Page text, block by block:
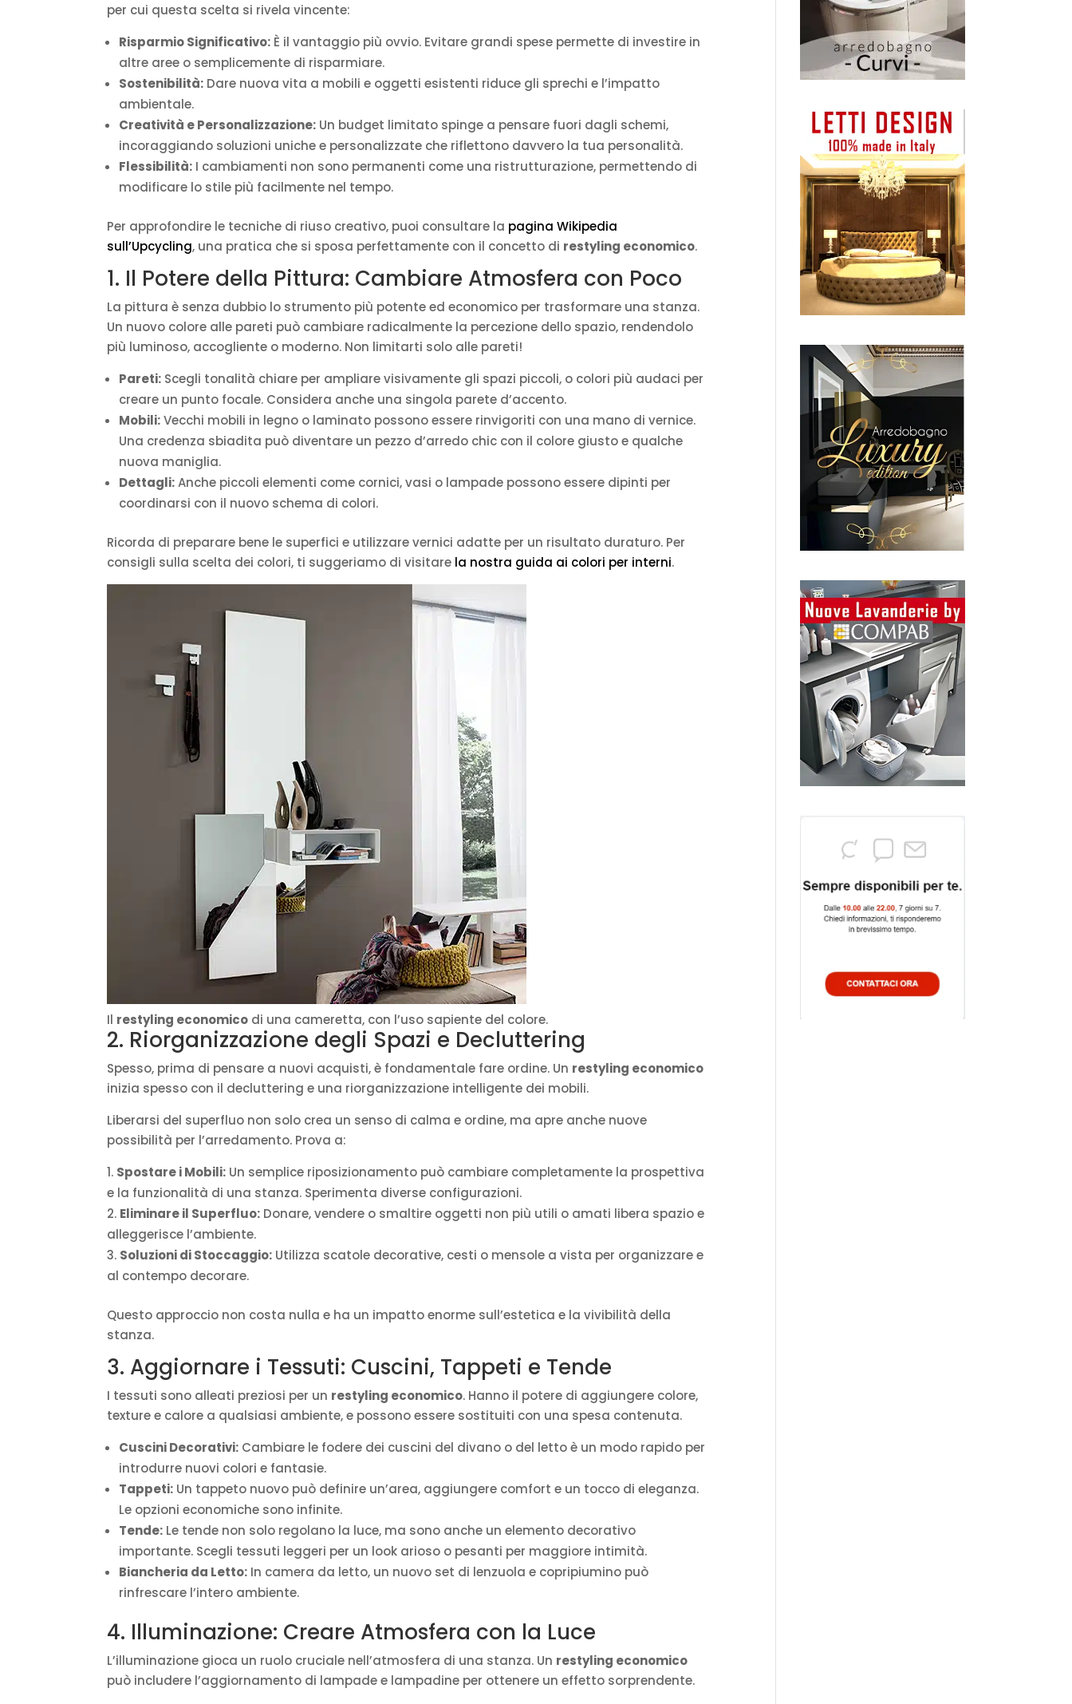
per cui questa scelta si rivela vincente:
Risparmio Significativo: È il vantaggio più ovvio. Evitare grandi spese permette di investire in
altre aree o semplicemente di risparmiare.
Sostenibilità: Dare nuova vita a mobili e oggetti esistenti riduce gli sprechi e l’impatto
ambientale.
Creatività e Personalizzazione: Un budget limitato spinge a pensare fuori dagli schemi,
incoraggiando soluzioni uniche e personalizzate che riflettono davvero la tua personalità.
Flessibilità: I cambiamenti non sono permanenti come una ristrutturazione, permettendo di
modificare lo stile più facilmente nel tempo.
Per approfondire le tecniche di riuso creativo, puoi consultare la pagina Wikipedia
sull’Upcycling, una pratica che si sposa perfettamente con il concetto di restyling economico.
1. Il Potere della Pittura: Cambiare Atmosfera con Poco
La pittura è senza dubbio lo strumento più potente ed economico per trasformare una stanza.
Un nuovo colore alle pareti può cambiare radicalmente la percezione dello spazio, rendendolo
più luminoso, accogliente o moderno. Non limitarti solo alle pareti!
Pareti: Scegli tonalità chiare per ampliare visivamente gli spazi piccoli, o colori più audaci per
creare un punto focale. Considera anche una singola parete d’accento.
Mobili:Vecchi mobili in legno o laminato possono essere rinvigoriti con una mano di vernice.
Una credenza sbiadita può diventare un pezzo d’arredo chic con il colore giusto e qualche
nuova maniglia.
Dettagli:Anche piccoli elementi come cornici, vasi o lampade possono essere dipinti per
coordinarsi con il nuovo schema di colori.
Ricorda di preparare bene le superfici e utilizzare vernici adatte per un risultato duraturo. Per
consigli sulla scelta dei colori, ti suggeriamo di visitare la nostra guida ai colori per interni.
Il restyling economico di una cameretta, con l’uso sapiente del colore.
2. Riorganizzazione degli Spazi e Decluttering
Spesso, prima di pensare a nuovi acquisti, è fondamentale fare ordine. Un restyling economico
inizia spesso con il decluttering e una riorganizzazione intelligente dei mobili.
Liberarsi del superfluo non solo crea un senso di calma e ordine, ma apre anche nuove
possibilità per l’arredamento. Prova a:
Spostare i Mobili: Un semplice riposizionamento può cambiare completamente la prospettiva
e la funzionalità di una stanza. Sperimenta diverse configurazioni.
Eliminare il Superfluo: Donare, vendere o smaltire oggetti non più utili o amati libera spazio e
alleggerisce l’ambiente.
Soluzioni di Stoccaggio: Utilizza scatole decorative, cesti o mensole a vista per organizzare e
al contempo decorare.
Questo approccio non costa nulla e ha un impatto enorme sull’estetica e la vivibilità della
stanza.
3. Aggiornare i Tessuti: Cuscini, Tappeti e Tende
I tessuti sono alleati preziosi per un restyling economico. Hanno il potere di aggiungere colore,
texture e calore a qualsiasi ambiente, e possono essere sostituiti con una spesa contenuta.
Cuscini Decorativi: Cambiare le fodere dei cuscini del divano o del letto è un modo rapido per
introdurre nuovi colori e fantasie.
Tappeti: Un tappeto nuovo può definire un’area, aggiungere comfort e un tocco di eleganza.
Le opzioni economiche sono infinite.
Tende: Le tende non solo regolano la luce, ma sono anche un elemento decorativo
importante. Scegli tessuti leggeri per un look arioso o pesanti per maggiore intimità.
Biancheria da Letto: In camera da letto, un nuovo set di lenzuola e copripiumino può
rinfrescare l’intero ambiente.
4. Illuminazione: Creare Atmosfera con la Luce
L’illuminazione gioca un ruolo cruciale nell’atmosfera di una stanza. Un restyling economico
può includere l’aggiornamento di lampade e lampadine per ottenere un effetto sorprendente.